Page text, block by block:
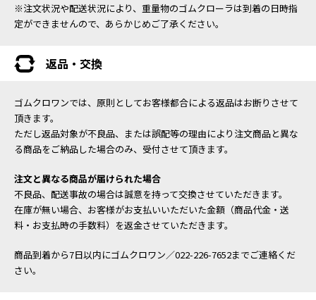
※注文状況や配送状況により、重量物のゴムクローラは到着の日時指
定ができませんので、あらかじめご了承ください。
返品・交換
ゴムクロワンでは、原則としてお客様都合による返品はお断りさせて
頂きます。
ただし返品対象が不良品、または誤配等の理由により注文商品と異な
る商品をご納品した場合のみ、受付させて頂きます。
注文と異なる商品が届けられた場合
不良品、配送事故の場合は誠意を持って交換させていただきます。
在庫が無い場合、お客様がお支払いいただいた金額（商品代金・送
料・お支払時の手数料）を返金させていただきます。
商品到着から7日以内にゴムクロワン／022-226-7652までご連絡くだ
さい。